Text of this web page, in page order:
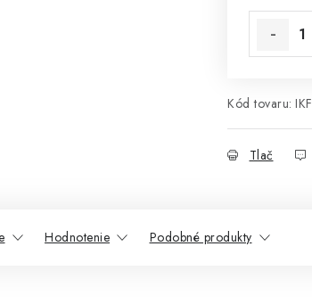
Kód tovaru:
Tlač
Hodnotenie Podobné produkty